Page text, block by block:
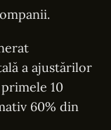
a ajustărilor
10
60% din